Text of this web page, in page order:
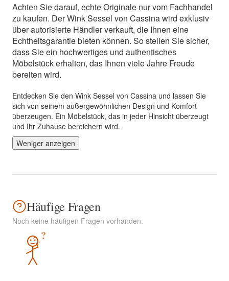
Achten Sie darauf, echte Originale nur vom Fachhandel
zu kaufen. Der Wink Sessel von Cassina wird exklusiv
über autorisierte Händler verkauft, die Ihnen eine
Echtheitsgarantie bieten können. So stellen Sie sicher,
dass Sie ein hochwertiges und authentisches
Möbelstück erhalten, das Ihnen viele Jahre Freude
bereiten wird.
Entdecken Sie den Wink Sessel von Cassina und lassen Sie
sich von seinem außergewöhnlichen Design und Komfort
überzeugen. Ein Möbelstück, das in jeder Hinsicht überzeugt
und Ihr Zuhause bereichern wird.
Weniger anzeigen
Häufige Fragen
Noch keine häufigen Fragen vorhanden.
?